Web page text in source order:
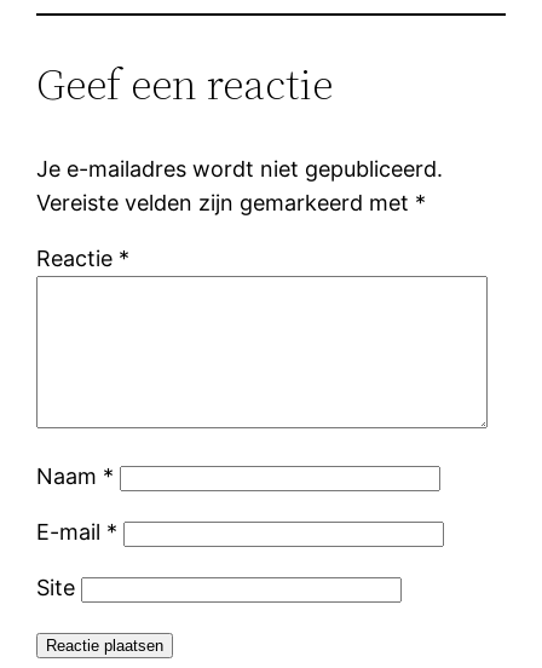
Geef een reactie
Je e-mailadres wordt niet gepubliceerd.
Vereiste velden zijn gemarkeerd met *
Reactie *
Naam *
E-mail *
Site